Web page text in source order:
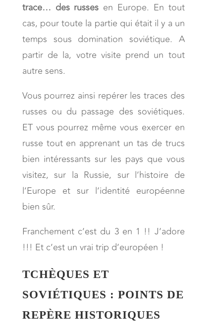
trace… des russes en Europe. En tout
cas, pour toute la partie qui était il y a un
temps sous domination soviétique. A
partir de la, votre visite prend un tout
autre sens.
Vous pourrez ainsi repérer les traces des
russes ou du passage des soviétiques.
ET vous pourrez même vous exercer en
russe tout en apprenant un tas de trucs
bien intéressants sur les pays que vous
visitez, sur la Russie, sur l’histoire de
l’Europe et sur l’identité européenne
bien sûr.
Franchement c’est du 3 en 1 !! J’adore
!!! Et c’est un vrai trip d’européen !
TCHÈQUES ET
SOVIÉTIQUES : POINTS DE
REPÈRE HISTORIQUES